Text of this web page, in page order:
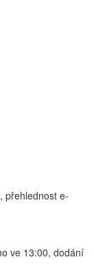
přehlednost e-
ve 13:00, dodání